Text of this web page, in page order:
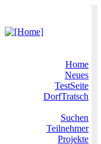
Home
Neues
TestSeite
DorfTratsch
Suchen
Teilnehmer
Projekte